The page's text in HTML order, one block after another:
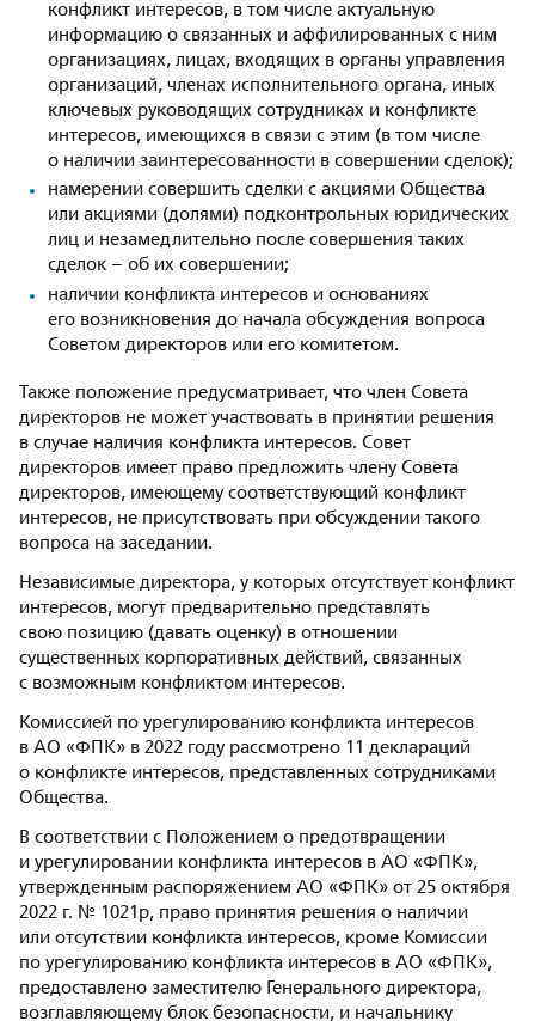
конфликт интересов, в том числе актуальную
информацию о связанных и аффилированных с ним
организациях, лицах, входящих в органы управления
организаций, членах исполнительного органа, иных
ключевых руководящих сотрудниках и конфликте
интересов, имеющихся в связи с этим (в том числе
о наличии заинтересованности в совершении сделок);
намерении совершить сделки с акциями Общества
или акциями (долями) подконтрольных юридических
лиц и незамедлительно после совершения таких
сделок – об их совершении;
наличии конфликта интересов и основаниях
его возникновения до начала обсуждения вопроса
Советом директоров или его комитетом.
Также положение предусматривает, что член Совета
директоров не может участвовать в принятии решения
в случае наличия конфликта интересов. Совет
директоров имеет право предложить члену Совета
директоров, имеющему соответствующий конфликт
интересов, не присутствовать при обсуждении такого
вопроса на заседании.
Независимые директора, у которых отсутствует конфликт
интересов, могут предварительно представлять
свою позицию (давать оценку) в отношении
существенных корпоративных действий, связанных
с возможным конфликтом интересов.
Комиссией по урегулированию конфликта интересов
в АО «ФПК» в 2022 году рассмотрено 11 деклараций
о конфликте интересов, представленных сотрудниками
Общества.
В соответствии с Положением о предотвращении
и урегулировании конфликта интересов в АО «ФПК»,
утвержденным распоряжением АО «ФПК» от 25 октября
2022 г. № 1021р, право принятия решения о наличии
или отсутствии конфликта интересов, кроме Комиссии
по урегулированию конфликта интересов в АО «ФПК»,
предоставлено заместителю Генерального директора,
возглавляющему блок безопасности, и начальнику